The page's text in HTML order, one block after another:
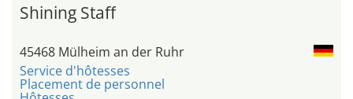
Shining Staff
45468 Mülheim an der Ruhr
Service d'hôtesses
Placement de personnel